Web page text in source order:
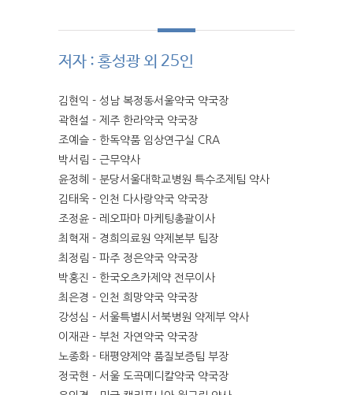
저자 : 홍성광 외 25인
김현익 - 성남 복정동서울약국 약국장
곽현설 - 제주 한라약국 약국장
조예슬 - 한독약품 임상연구실 CRA
박서림 - 근무약사
윤정혜 - 분당서울대학교병원 특수조제팀 약사
김태욱 - 인천 다사랑약국 약국장
조정윤 - 레오파마 마케팅총괄이사
최혁재 - 경희의료원 약제본부 팀장
최정림 - 파주 정은약국 약국장
박홍진 - 한국오츠카제약 전무이사
최은경 - 인천 희망약국 약국장
강성심 - 서울특별시서북병원 약제부 약사
이재관 - 부천 자연약국 약국장
노종화 - 태평양제약 품질보증팀 부장
정국현 - 서울 도곡메디칼약국 약국장